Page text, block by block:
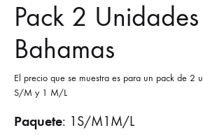
Pack 2
Bahamas
El precio que se muestra es para un pack de 2
S/M y 1 M/L
Paquete: 1S/M1M/L